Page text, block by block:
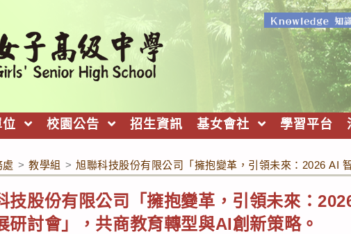
校園公告 招生資訊 基女會社 學習平台
處 > 教學組 > 旭聯科技股份有限公司「擁抱變革，引領未來：2026 AI
技股份有限公司「擁抱變革，引領未來：
研討會」，共商教育轉型與AI創新策略。